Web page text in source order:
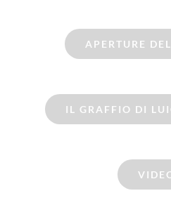
APERTURE
IL GRAFFIO DI